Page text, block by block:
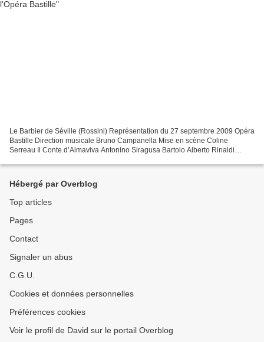
Le Barbier de Séville (Rossini) Représentation du 27 septembre 2009 Opéra
Bastille Direction musicale Bruno Campanella Mise en scène Coline
Serreau Il Conte d’Almaviva Antonino Siragusa Bartolo Alberto Rinaldi
Hébergé par Overblog
Top articles
Pages
Contact
Signaler un abus
C.G.U.
Cookies et données personnelles
Préférences cookies
Voir le profil de David sur le portail Overblog